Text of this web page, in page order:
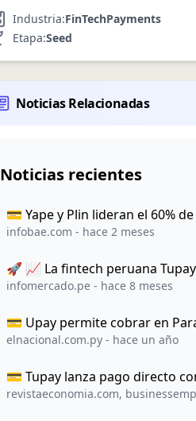
Industria:FinTechPayments
Etapa:Seed
Noticias Relacionadas
Noticias recientes
💳 Yape y Plin lideran el 60%
infobae.com - hace 2 meses
🚀 📈 La fintech peruana
infomercado.pe - hace 8 meses
💳 Upay permite cobrar en
elnacional.com.py - hace un año
💳 Tupay lanza pago directo
revistaeconomia.com,